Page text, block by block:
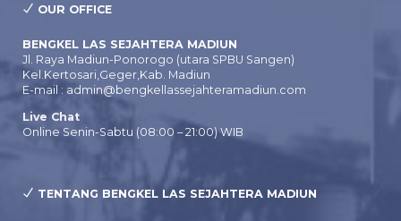
OUR OFFICE
BENGKEL LAS SEJAHTERA MADIUN
Jl. Raya Madiun-Ponorogo (utara SPBU Sangen)
Kel.Kertosari,Geger,Kab. Madiun
E-mail : admin@bengkellassejahteramadiun.com
Live Chat
Online Senin-Sabtu (08:00 – 21:00) WIB
TENTANG BENGKEL LAS SEJAHTERA MADIUN